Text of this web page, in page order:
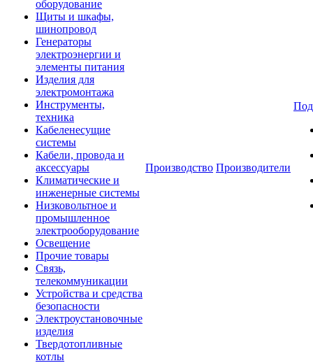
оборудование
Щиты и шкафы,
шинопровод
Генераторы
электроэнергии и
элементы питания
Изделия для
электромонтажа
Инструменты,
техника
Кабеленесущие
системы
Кабели, провода и
аксессуары
Климатические и
инженерные системы
Низковольтное и
промышленное
электрооборудование
Освещение
Прочие товары
Связь,
телекоммуникации
Устройства и средства
безопасности
Электроустановочные
изделия
Твердотопливные
котлы
Производство Производители